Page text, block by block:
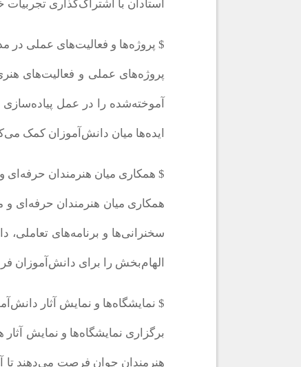
استادان با اشتراک‌گذاری
$ پروژه‌ها و فعالیت‌های عملی در
پروژه‌های عملی و فعالیت‌های
آموخته‌شده را در عمل
ایده‌ها میان دانش‌آموزان کمک
$ همکاری میان هنرمندان حرفه‌ای
همکاری میان هنرمندان حرفه‌ای
سخنرانی‌ها و برنامه‌های
الهام‌بخش را برای دانش‌آموزان
$ نمایشگاه‌ها و نمایش آثار
برگزاری نمایشگاه‌ها و نمایش
هنرمندان جوان فرصت می‌دهند تا